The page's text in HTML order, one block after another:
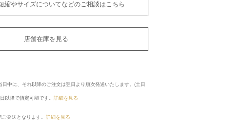
縮やサイズについてなどのご相談はこちら
店舗在庫を見る
中に、それ以降のご注文は翌日より順次発送いたします。(土日
以降で指定可能です。 詳細を見る
発送となります。 詳細を見る